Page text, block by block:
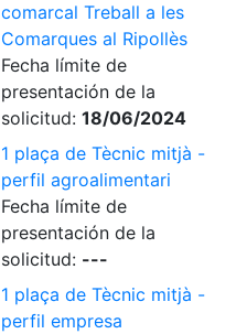
comarcal Treball a les
Comarques al Ripollès
Fecha límite de
presentación de la
solicitud: 18/06/2024
1 plaça de Tècnic mitjà -
perfil agroalimentari
Fecha límite de
presentación de la
solicitud: ---
1 plaça de Tècnic mitjà -
perfil empresa